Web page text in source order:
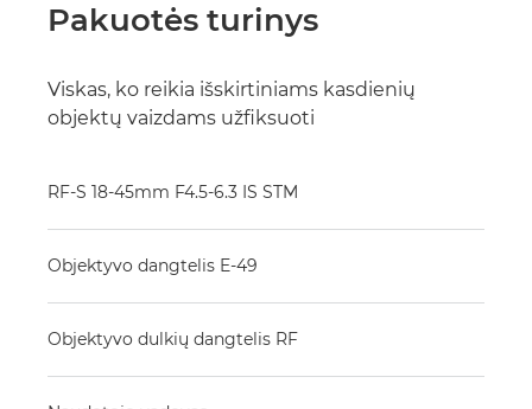
Pakuotės turinys
Viskas, ko reikia išskirtiniams kasdienių
objektų vaizdams užfiksuoti
RF-S 18-45mm F4.5-6.3 IS STM
Objektyvo dangtelis E-49
Objektyvo dulkių dangtelis RF